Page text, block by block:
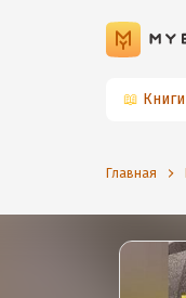
📖 Книги
Главная